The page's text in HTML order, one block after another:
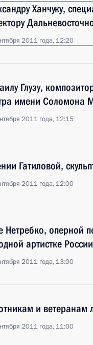
Ханчуку,
2011 года, 12:20
Глузу,
имени Соломона
2011 года, 12:15
Гатиловой,
2011 года, 12:00
Нетребко, оперной
артистке России
2011 года, 13:00
и ветеранам
2011 года, 11:00